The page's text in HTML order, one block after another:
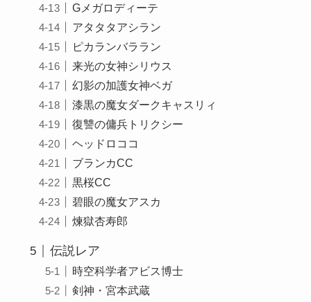
Gメガロディーテ
アタタタアシラン
ピカランバララン
来光の女神シリウス
幻影の加護女神ベガ
漆黒の魔女ダークキャスリィ
復讐の傭兵トリクシー
ヘッドロココ
ブランカCC
黒桜CC
碧眼の魔女アスカ
煉獄杏寿郎
伝説レア
時空科学者アビス博士
剣神・宮本武蔵